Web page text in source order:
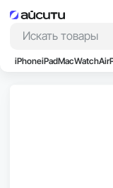
iPhoneiPadMacWatch